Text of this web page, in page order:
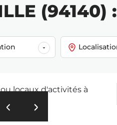
locaux d'activités à